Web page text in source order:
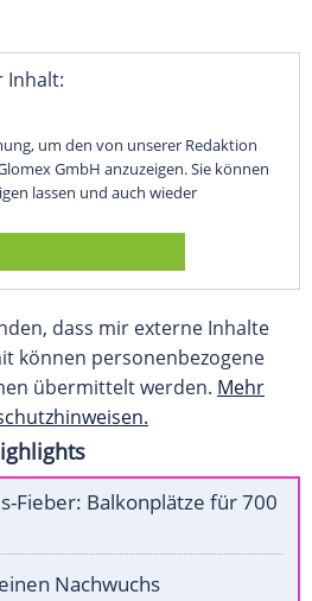
Inhalt:
um den von unserer Redaktion
GmbH anzuzeigen. Sie können
lassen und auch wieder
dass mir externe Inhalte
können personenbezogene
übermittelt werden. Mehr
Fieber: Balkonplätze für 700
Nachwuchs